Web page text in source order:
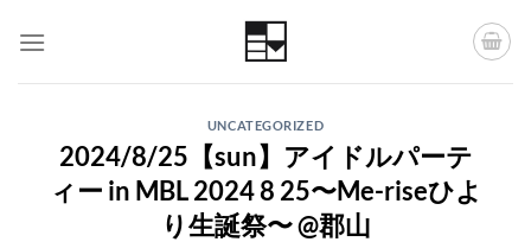
UNCATEGORIZED
2024/8/25【sun】アイドルパーテ
ィー in MBL 2024 8 25〜Me-riseひよ
り生誕祭〜 @郡山